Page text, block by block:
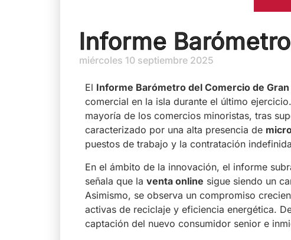
Informe
miércoles 10 septiembre 2025
El Informe Barómetro del Comercio de
comercial en la isla durante el último
mayoría de los comercios minoristas, tras
caracterizado por una alta presencia de
puestos de trabajo y la contratación
En el ámbito de la innovación, el informe
señala que la venta online sigue siendo un
Asimismo, se observa un compromiso
activas de reciclaje y eficiencia energética.
captación del nuevo consumidor senior e